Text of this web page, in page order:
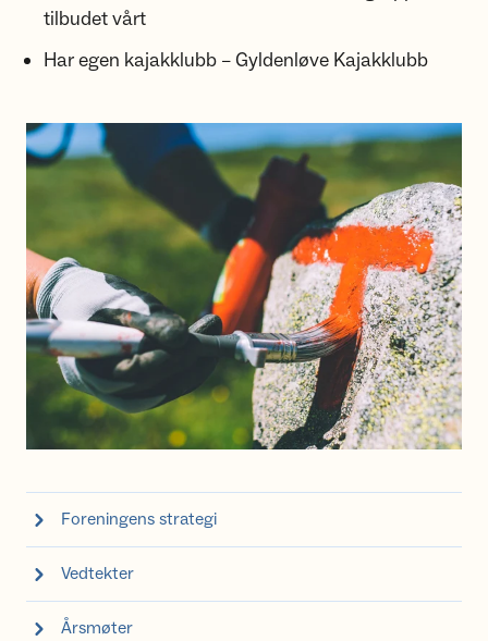
tilbudet vårt
Har egen kajakklubb – Gyldenløve Kajakklubb
Foreningens strategi
Vedtekter
Årsmøter